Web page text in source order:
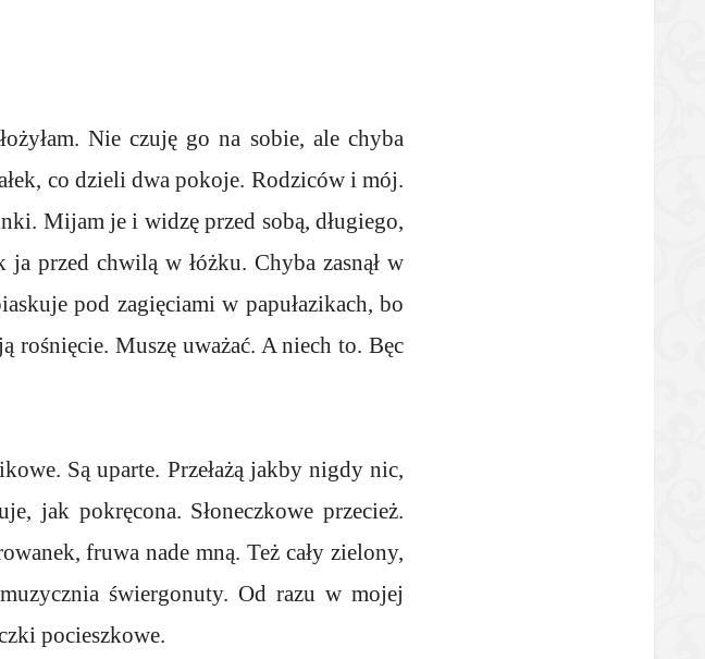
Nie czuję go na sobie, ale chyba
co dzieli dwa pokoje. Rodziców i mój.
Mijam je i widzę przed sobą, długiego,
ja przed chwilą w łóżku. Chyba zasnął w
pod zagięciami w papułazikach, bo
rośnięcie. Muszę uważać. A niech to. Bęc
Są uparte. Przełażą jakby nigdy nic,
jak pokręcona. Słoneczkowe przecież.
fruwa nade mną. Też cały zielony,
świergonuty. Od razu w mojej
pocieszkowe.